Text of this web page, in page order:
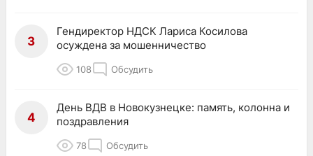
3
Гендиректор НДСК Лариса Косилова
осуждена за мошенничество
108 Обсудить
4
День ВДВ в Новокузнецке: память, колонна и
поздравления
78 Обсудить